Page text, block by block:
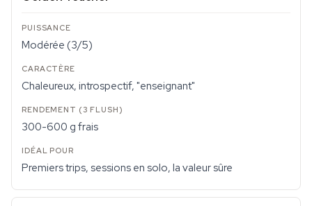
Modérée (3/5)
Chaleureux, introspectif, "enseignant"
300-600 g frais
Premiers trips, sessions en solo, la valeur sûre